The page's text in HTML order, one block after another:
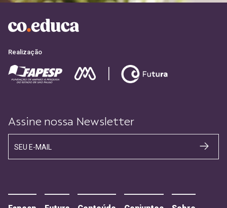
CADASTRE-SE
Realização
Assine nossa Newsletter
SEU E-MAIL